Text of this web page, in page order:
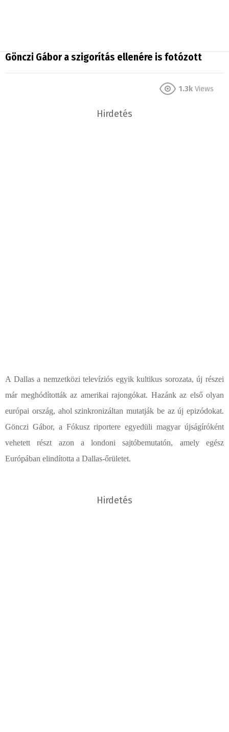
Gönczi Gábor a szigorítás ellenére is fotózott
1.3k Views
Hirdetés
A Dallas a nemzetközi televíziós egyik kultikus sorozata, új részei
már meghódították az amerikai rajongókat. Hazánk az első olyan
európai ország, ahol szinkronizáltan mutatják be az új epizódokat.
Gönczi Gábor, a Fókusz riportere egyedüli magyar újságíróként
vehetett részt azon a londoni sajtóbemutatón, amely egész
Európában elindította a Dallas-őrületet.
Hirdetés